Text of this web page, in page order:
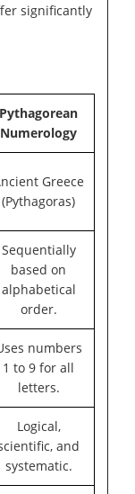
significantly
Pythagorean
Numerology
Greece
(Pythagoras)
Sequentially
based on
alphabetical
order.
numbers
1 to 9 for all
letters.
Logical,
and
systematic.